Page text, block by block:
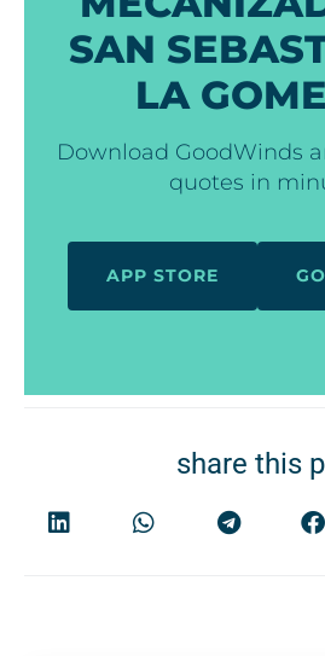
SAN
LA
Download GoodWinds
quotes in
APP STORE
share this